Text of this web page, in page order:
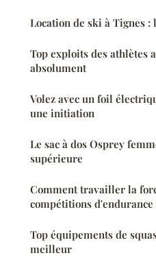
Location de ski à Tignes
Top exploits des athlètes
absolument
Volez avec un foil
une initiation
Le sac à dos Osprey
supérieure
Comment travailler la
compétitions d'endurance
Top équipements de
meilleur